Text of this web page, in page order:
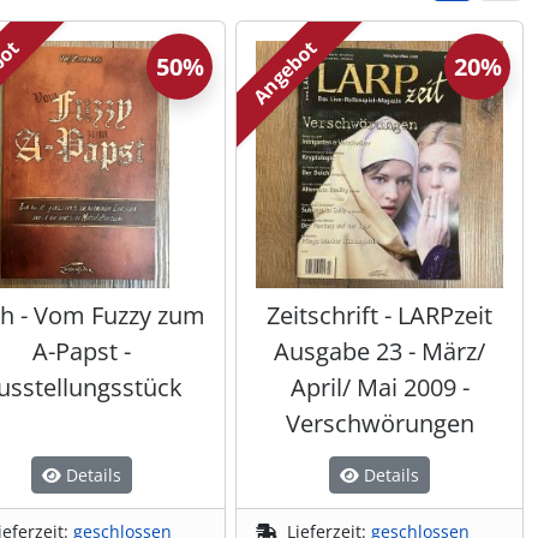
- Vom Fuzzy zum
A-Papst -
Details
geschlossen
50% Angebot
Zeitschrift - LARPzeit
Ausgabe 23 - März/
April/ Mai 2009 -
Verschwörungen
Details
Lieferzeit: geschlossen
20%